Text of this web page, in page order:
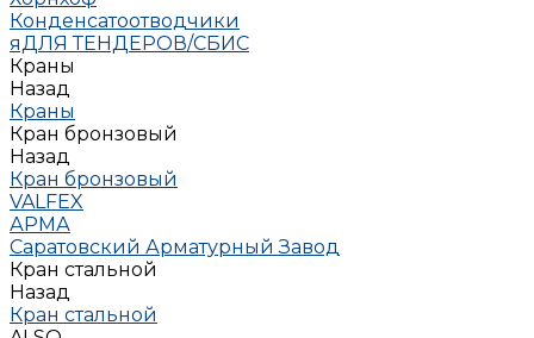
Конденсатоотводчики
яДЛЯ ТЕНДЕРОВ/СБИС
Краны
Назад
Краны
Кран бронзовый
Назад
Кран бронзовый
VALFEX
АРМА
Саратовский Арматурный Завод
Кран стальной
Назад
Кран стальной